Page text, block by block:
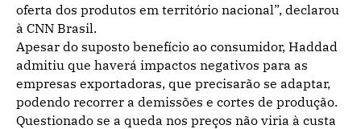
oferta dos produtos em território nacional”, declarou
à CNN Brasil.
Apesar do suposto benefício ao consumidor, Haddad
admitiu que haverá impactos negativos para as
empresas exportadoras, que precisarão se adaptar,
podendo recorrer a demissões e cortes de produção.
Questionado se a queda nos preços não viria à custa